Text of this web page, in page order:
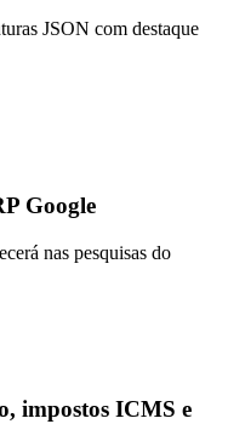
JSON com destaque
Google
nas pesquisas do
impostos ICMS e